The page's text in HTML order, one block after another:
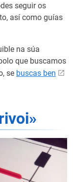
seguir os
así como guías
na súa
que buscamos
se buscas ben